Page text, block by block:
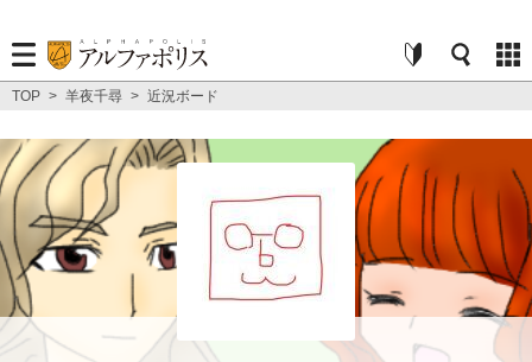
TOP > 羊夜千尋 > 近況ボード